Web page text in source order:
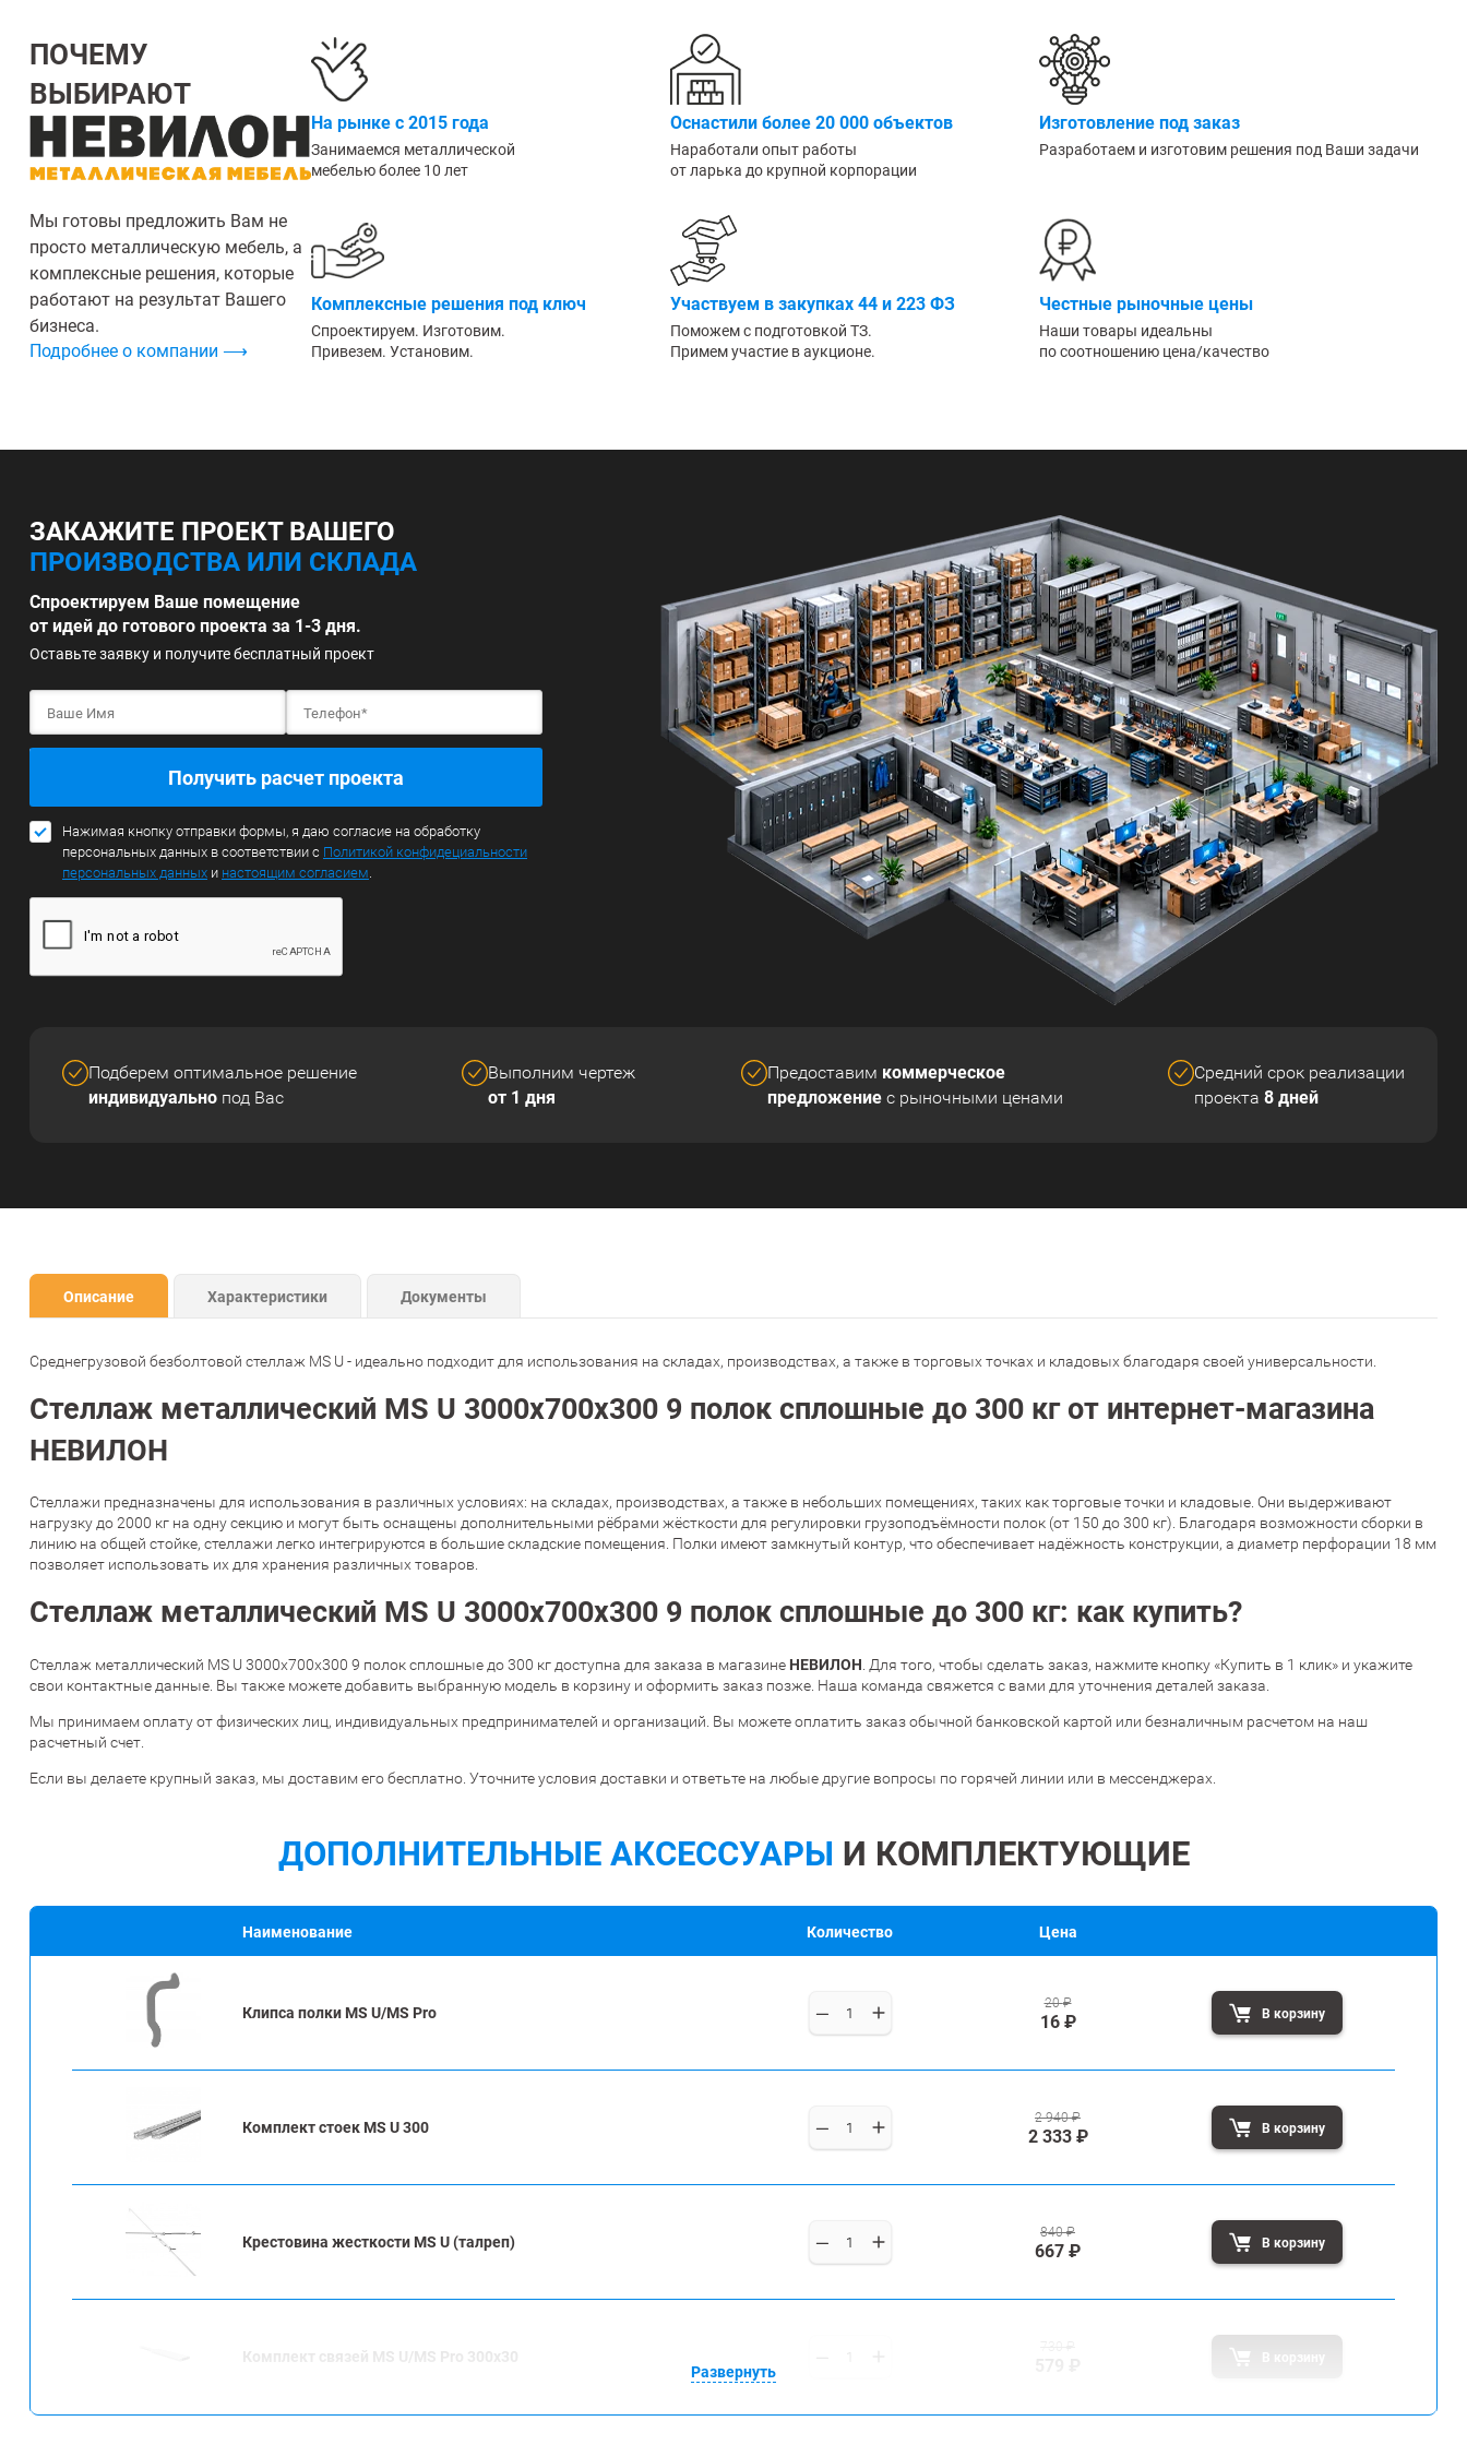
ПОЧЕМУ
ВЫБИРАЮТ
Мы готовы предложить Вам не
просто металлическую мебель, а
комплексные решения, которые
работают на результат Вашего
бизнеса.
Подробнее о компании ⟶
На рынке с 2015 года
Занимаемся металлической
мебелью более 10 лет
Оснастили более 20 000 объектов
Наработали опыт работы
от ларька до крупной корпорации
Изготовление под заказ
Разработаем и изготовим решения под Ваши задачи
Комплексные решения под ключ
Спроектируем. Изготовим.
Привезем. Установим.
Участвуем в закупках 44 и 223 ФЗ
Поможем с подготовкой ТЗ.
Примем участие в аукционе.
Честные рыночные цены
Наши товары идеальны
по соотношению цена/качество
ЗАКАЖИТЕ ПРОЕКТ ВАШЕГО
ПРОИЗВОДСТВА ИЛИ СКЛАДА
Спроектируем Ваше помещение
от идей до готового проекта за 1-3 дня.
Оставьте заявку и получите бесплатный проект
Получить расчет проекта
Нажимая кнопку отправки формы, я даю согласие на обработку
персональных данных в соответствии с Политикой конфидециальности
персональных данных и настоящим согласием.
Подберем оптимальное решение
индивидуально под Вас
Выполним чертеж
от 1 дня
Предоставим коммерческое
предложениес рыночными ценами
Средний срок реализации
проекта 8 дней
Описание Характеристики Документы
Среднегрузовой безболтовой стеллаж MS U - идеально подходит для использования на складах, производствах, а также в торговых точках и кладовых благодаря своей универсальности.
Стеллаж металлический MS U 3000х700х300 9 полок сплошные до 300 кг от интернет-магазина
НЕВИЛОН
Стеллажи предназначены для использования в различных условиях: на складах, производствах, а также в небольших помещениях, таких как торговые точки и кладовые. Они выдерживают
нагрузку до 2000 кг на одну секцию и могут быть оснащены дополнительными рёбрами жёсткости для регулировки грузоподъёмности полок (от 150 до 300 кг). Благодаря возможности сборки в
линию на общей стойке, стеллажи легко интегрируются в большие складские помещения. Полки имеют замкнутый контур, что обеспечивает надёжность конструкции, а диаметр перфорации 18 мм
позволяет использовать их для хранения различных товаров.
Стеллаж металлический MS U 3000х700х300 9 полок сплошные до 300 кг: как купить?
Стеллаж металлический MS U 3000х700х300 9 полок сплошные до 300 кг доступна для заказа в магазине НЕВИЛОН. Для того, чтобы сделать заказ, нажмите кнопку «Купить в 1 клик» и укажите
свои контактные данные. Вы также можете добавить выбранную модель в корзину и оформить заказ позже. Наша команда свяжется с вами для уточнения деталей заказа.
Мы принимаем оплату от физических лиц, индивидуальных предпринимателей и организаций. Вы можете оплатить заказ обычной банковской картой или безналичным расчетом на наш
расчетный счет.
Если вы делаете крупный заказ, мы доставим его бесплатно. Уточните условия доставки и ответьте на любые другие вопросы по горячей линии или в мессенджерах.
ДОПОЛНИТЕЛЬНЫЕ АКСЕССУАРЫ И КОМПЛЕКТУЮЩИЕ
Наименование Количество Цена
Клипса полки MS U/MS Pro 16₽
20₽
В корзину
Комплект стоек MS U 300 2 333₽
2 940₽
В корзину
Крестовина жесткости MS U (талреп) 667₽
840₽
В корзину
Комплект связей MS U/MS Pro 300x30 В корзину
Развернуть